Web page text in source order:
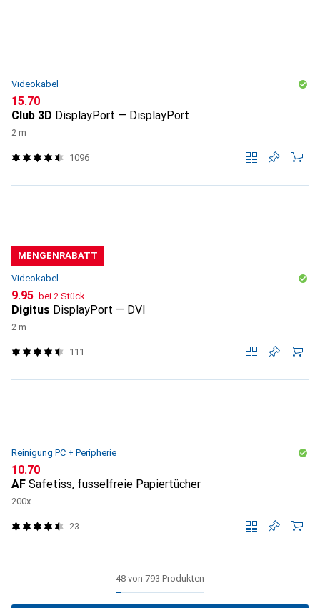
Videokabel
CHF
15.70
Club 3D DisplayPort — DisplayPort
2 m
1096
MENGENRABATT
Videokabel
CHF
9.95 bei 2 Stück
Digitus DisplayPort — DVI
2 m
111
Reinigung PC + Peripherie
CHF
10.70
AF Safetiss, fusselfreie Papiertücher
200x
23
48 von 793 Produkten